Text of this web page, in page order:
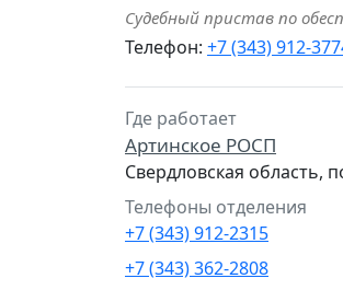
Судебный пристав по
Телефон: +7 (343) 912-
Где работает
Артинское РОСП
Свердловская область,
Телефоны отделения
+7 (343) 912-2315
+7 (343) 362-2808